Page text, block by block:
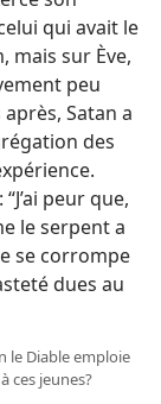
qui avait le
mais sur Ève,
peu
après, Satan a
des
peur que,
le serpent a
se corrompe
dues au
le Diable emploie
ces jeunes?